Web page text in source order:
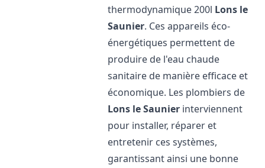
thermodynamique 200l Lons le
Saunier. Ces appareils éco-
énergétiques permettent de
produire de l'eau chaude
sanitaire de manière efficace et
économique. Les plombiers de
Lons le Saunier interviennent
pour installer, réparer et
entretenir ces systèmes,
garantissant ainsi une bonne